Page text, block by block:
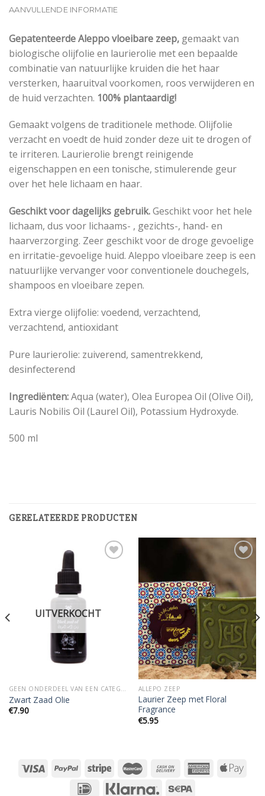
AANVULLENDE INFORMATIE
Gepatenteerde Aleppo vloeibare zeep, gemaakt van
biologische olijfolie en laurierolie met een bepaalde
combinatie van natuurlijke kruiden die het haar
versterken, haaruitval voorkomen, roos verwijderen en
de huid verzachten. 100% plantaardig!
Gemaakt volgens de traditionele methode. Olijfolie
verzacht en voedt de huid zonder deze uit te drogen of
te irriteren. Laurierolie brengt reinigende
eigenschappen en een tonische, stimulerende geur
over het hele lichaam en haar.
Geschikt voor dagelijks gebruik.Geschikt voor het hele
lichaam, dus voor lichaams- , gezichts-, hand- en
haarverzorging. Zeer geschikt voor de droge gevoelige
en irritatie-gevoelige huid. Aleppo vloeibare zeep is een
natuurlijke vervanger voor conventionele douchegels,
shampoos en vloeibare zepen.
Extra vierge olijfolie: voedend, verzachtend,
verzachtend, antioxidant
Pure laurierolie: zuiverend, samentrekkend,
desinfecterend
Ingrediënten:Aqua (water), Olea Europea Oil (Olive Oil),
Lauris Nobilis Oil (Laurel Oil), Potassium Hydroxyde.
500 ml
GERELATEERDE PRODUCTEN
UITVERKOCHT
GEEN ONDERDEEL VAN EEN CATEGORIE
Zwart Zaad Olie
€7.90
Add to
wishlist
ALLEPO ZEEP
Laurier Zeep met Floral
Fragrance
€5.95